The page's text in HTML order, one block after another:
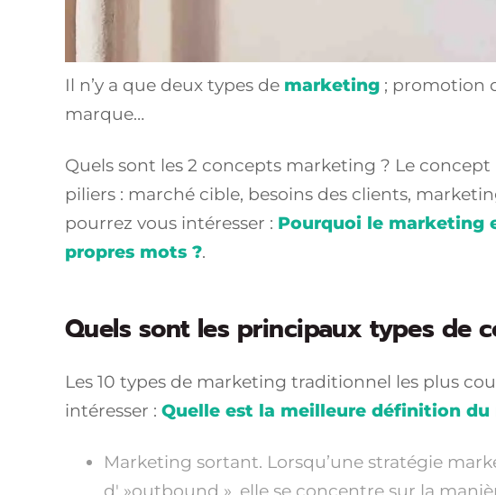
Il n’y a que deux types de marketing ; promotion
marque…
Quels sont les 2 concepts marketing ? Le
piliers : marché cible, besoins des clients,
pourrez vous intéresser : Pourquoi le marketing
propres mots ?.
Quels sont les principaux types de
Les 10 types de marketing traditionnel les plus
intéresser : Quelle est la meilleure définition
Marketing sortant. Lorsqu’une stratégie